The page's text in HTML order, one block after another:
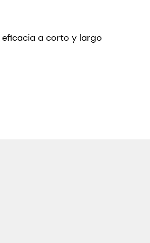
eficacia a corto y largo